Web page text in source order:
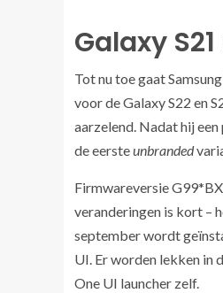
Galaxy
Tot nu toe gaat
voor de Galaxy S22 en
aarzelend. Nadat hij
de eersteunbranded
Firmwareversie
veranderingen is kort –
september wordt
UI. Er worden lekken in
One UI launcher zelf.